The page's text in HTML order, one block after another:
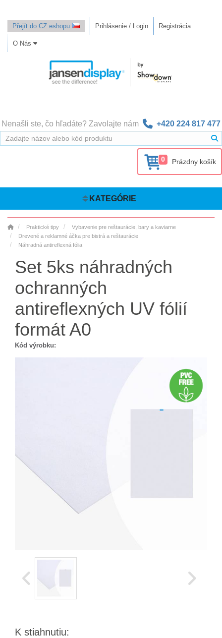
Přejít do CZ eshopu Prihlásenie / Login Registrácia
O Nás
Nenašli ste, čo hľadáte? Zavolajte nám +420 224 817 477
0 Prázdny košík
KATEGÓRIE
Praktické tipy
Vybavenie pre reštaurácie, bary a kaviarne
Drevené a reklamné áčka pre bistrá a reštaurácie
Náhradná antireflexná fólia
Set 5ks náhradných
ochranných
antireflexných UV fólií
formát A0
Kód výrobku:
K stiahnutiu: